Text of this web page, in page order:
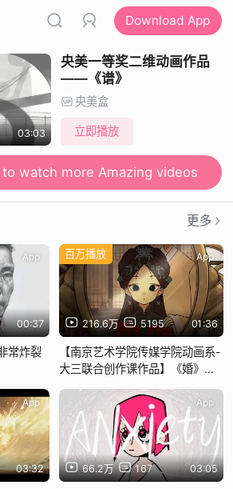
Download App
03:03
央美一等奖二维动画作品
——《谱》
央美盒
立即播放
watch more Amazing videos
更多
00:37
App
常炸裂
216.6万 5195 01:36
百万播放 App
【南京艺术学院传媒学院动画系-
大三联合创作课作品】《婚》动
03:32
App
66.2万 167 03:05
App